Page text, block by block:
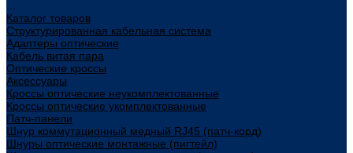
Каталог товаров
Структурированная кабельная система
Адаптеры оптические
Кабель витая пара
Оптические кроссы
Аксессуары
Кроссы оптические неукомплектованные
Кроссы оптические укомплектованные
Патч-панели
Шнур коммутационный медный RJ45 (патч-корд)
Шнуры оптические монтажные (пигтейл)